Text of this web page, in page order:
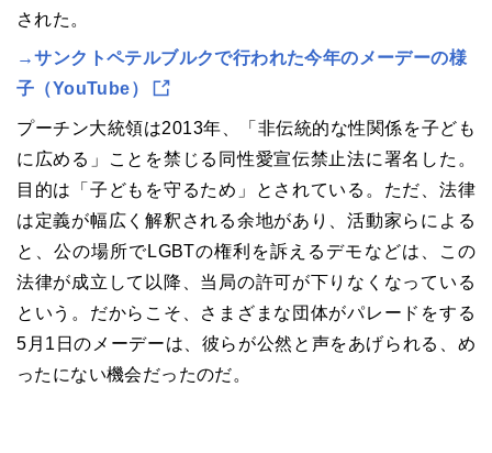
された。
→サンクトペテルブルクで行われた今年のメーデーの様
子（YouTube）
プーチン大統領は2013年、「非伝統的な性関係を子ども
に広める」ことを禁じる同性愛宣伝禁止法に署名した。
目的は「子どもを守るため」とされている。ただ、法律
は定義が幅広く解釈される余地があり、活動家らによる
と、公の場所でLGBTの権利を訴えるデモなどは、この
法律が成立して以降、当局の許可が下りなくなっている
という。だからこそ、さまざまな団体がパレードをする
5月1日のメーデーは、彼らが公然と声をあげられる、め
ったにない機会だったのだ。